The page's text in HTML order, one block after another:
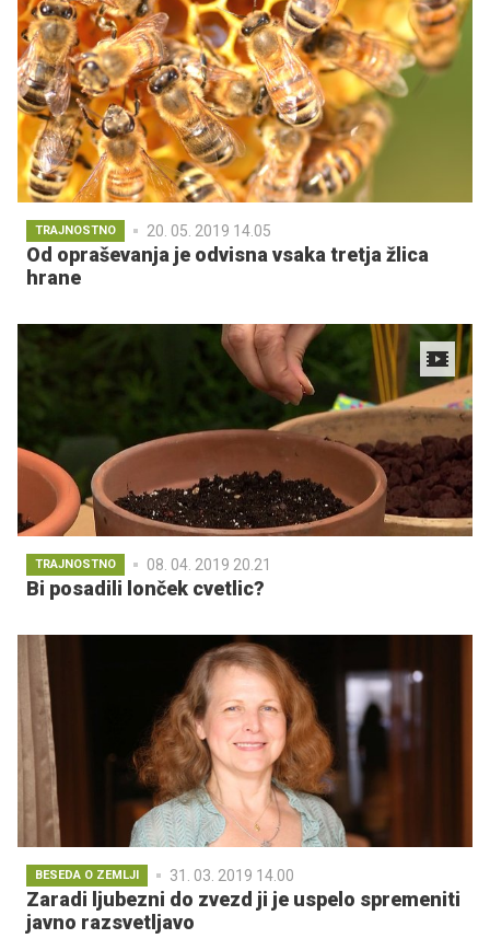
TRAJNOSTNO 20. 05. 2019 14.05
Od opraševanja je odvisna vsaka tretja žlica
hrane
TRAJNOSTNO 08. 04. 2019 20.21
Bi posadili lonček cvetlic?
BESEDA O ZEMLJI 31. 03. 2019 14.00
Zaradi ljubezni do zvezd ji je uspelo spremeniti
javno razsvetljavo